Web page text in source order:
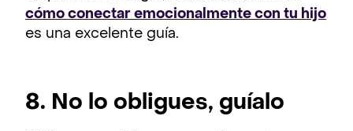
cómo conectar emocionalmente con tu hijo
es una excelente guía.
8. No lo obligues, guíalo